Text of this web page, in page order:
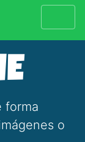
forma
o